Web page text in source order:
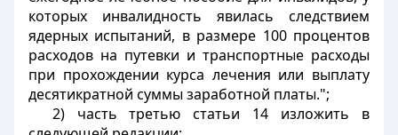
которых инвалидность явилась следствием
ядерных испытаний, в размере 100 процентов
расходов на путевки и транспортные расходы
при прохождении курса лечения или выплату
десятикратной суммы заработной платы.";
2) часть третью статьи 14 изложить в